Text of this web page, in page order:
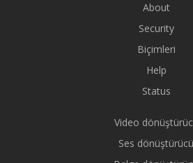
About
Security
Biçimleri
Help
Status
Video
Ses dönüştürücü